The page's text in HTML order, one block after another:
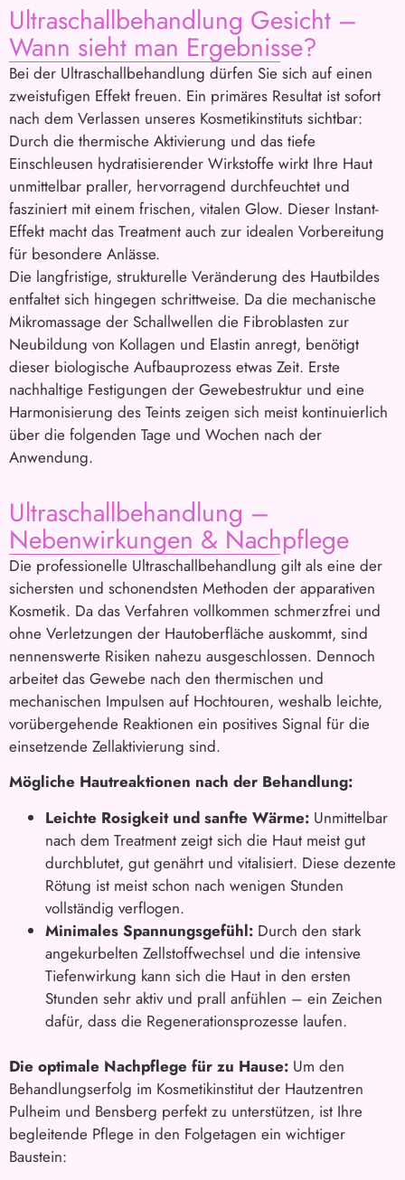
Ultraschallbehandlung Gesicht –
Wann sieht man Ergebnisse?
Bei der Ultraschallbehandlung dürfen Sie sich auf einen
zweistufigen Effekt freuen. Ein primäres Resultat ist sofort
nach dem Verlassen unseres Kosmetikinstituts sichtbar:
Durch die thermische Aktivierung und das tiefe
Einschleusen hydratisierender Wirkstoffe wirkt Ihre Haut
unmittelbar praller, hervorragend durchfeuchtet und
fasziniert mit einem frischen, vitalen Glow. Dieser Instant-
Effekt macht das Treatment auch zur idealen Vorbereitung
für besondere Anlässe.
Die langfristige, strukturelle Veränderung des Hautbildes
entfaltet sich hingegen schrittweise. Da die mechanische
Mikromassage der Schallwellen die Fibroblasten zur
Neubildung von Kollagen und Elastin anregt, benötigt
dieser biologische Aufbauprozess etwas Zeit. Erste
nachhaltige Festigungen der Gewebestruktur und eine
Harmonisierung des Teints zeigen sich meist kontinuierlich
über die folgenden Tage und Wochen nach der
Anwendung.
Ultraschallbehandlung –
Nebenwirkungen & Nachpflege
Die professionelle Ultraschallbehandlung gilt als eine der
sichersten und schonendsten Methoden der apparativen
Kosmetik. Da das Verfahren vollkommen schmerzfrei und
ohne Verletzungen der Hautoberfläche auskommt, sind
nennenswerte Risiken nahezu ausgeschlossen. Dennoch
arbeitet das Gewebe nach den thermischen und
mechanischen Impulsen auf Hochtouren, weshalb leichte,
vorübergehende Reaktionen ein positives Signal für die
einsetzende Zellaktivierung sind.
Mögliche Hautreaktionen nach der Behandlung:
Leichte Rosigkeit und sanfte Wärme: Unmittelbar
nach dem Treatment zeigt sich die Haut meist gut
durchblutet, gut genährt und vitalisiert. Diese dezente
Rötung ist meist schon nach wenigen Stunden
vollständig verflogen.
Minimales Spannungsgefühl: Durch den stark
angekurbelten Zellstoffwechsel und die intensive
Tiefenwirkung kann sich die Haut in den ersten
Stunden sehr aktiv und prall anfühlen – ein Zeichen
dafür, dass die Regenerationsprozesse laufen.
Die optimale Nachpflege für zu Hause: Um den
Behandlungserfolg im Kosmetikinstitut der Hautzentren
Pulheim und Bensberg perfekt zu unterstützen, ist Ihre
begleitende Pflege in den Folgetagen ein wichtiger
Baustein: